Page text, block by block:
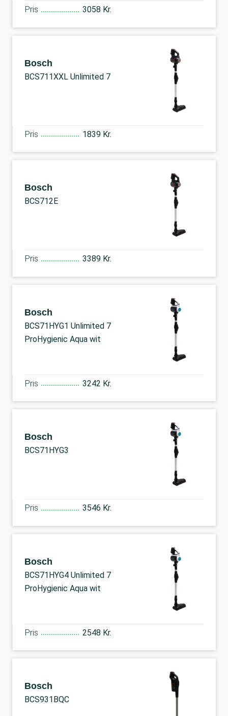
Pris 3058 Kr.
Bosch
BCS711XXL Unlimited 7
Pris 1839 Kr.
Bosch
BCS712E
Pris 3389 Kr.
Bosch
BCS71HYG1 Unlimited 7
ProHygienic Aqua wit
Pris 3242 Kr.
Bosch
BCS71HYG3
Pris 3546 Kr.
Bosch
BCS71HYG4 Unlimited 7
ProHygienic Aqua wit
Pris 2548 Kr.
Bosch
BCS931BQC